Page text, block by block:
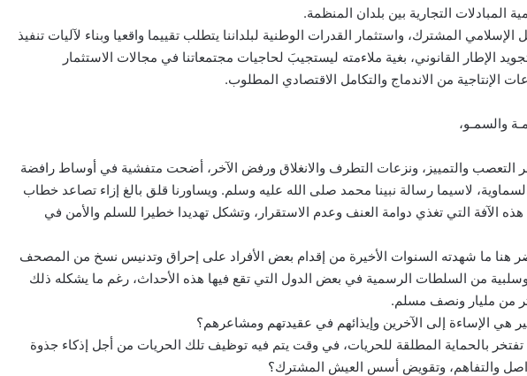
المبادلات التجارية بين بلدان المنظمة.
المشترك، واستثمار القدرات الوطنية لبلداننا يتطلب تقييما واقعيا وبناء لآليات تنفيذ
الإطار القانوني، بغية ملاءمته ليستجيبَ لحاجيات مجتمعاتنا في مجالات الاستثمار
الإنتاجية من الاندماج والتكامل الاقتصادي المطلوب.
والسمـو،
التعصب والتمييز، ونزعات التطرف والانغلاق ورفض الآخر، أضحت متفشية في أوساط رافضة
لاسيما رسالة نبينا محمد صلى الله عليه وسلم. ويساورنا قلق بالغ إزاء تصاعد خطاب
هذه الآفة التي تغذي دوامة العنف وعدم الاستقرار، وتشكل تهديدا خطيرا للسلم والأمن في
هنا ما شهدته السنوات الأخيرة من إقدام بعض الأفراد على إحراق وتدنيس نسخ من المصحف
من السلطات الرسمية في بعض الدول التي تقع فيها هذه الأحداث، رغم ما يشكله ذلك
من مليار ونصف مسلم.
هي الإساءة إلى الآخرين وإيذائهم في عقيدتهم ومشاعرهم؟
بالحماية المطلقة للحريات، في وقت يتم فيه توظيف تلك الحريات من أجل إذكاء جذوة
والتفاهم، وتقويض أسس العيش المشترك؟